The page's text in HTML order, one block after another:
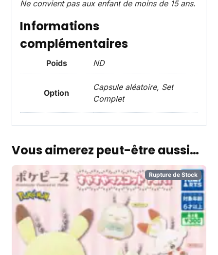
Ne convient pas aux enfant de moins de 15 ans.
Informations
complémentaires
Poids ND
Option
Capsule aléatoire, Set
Complet
Vous aimerez peut-être aussi…
Rupture de Stock